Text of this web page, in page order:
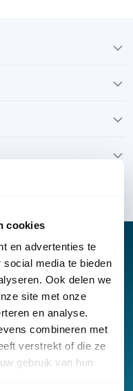
cookies
en advertenties te
media te bieden
Ook delen we
site met onze
en analyse.
combineren met
verstrekt of die ze
gebruik van hun